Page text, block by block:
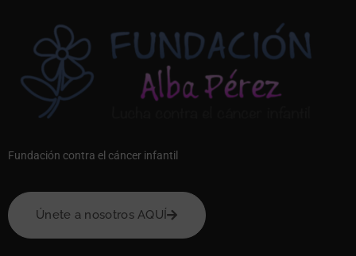
Fundación contra el cáncer infantil
Únete a nosotros AQUÍ